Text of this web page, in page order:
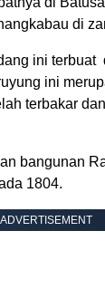
di
ini terbuat
ini
terbakar
bangunan
1804.
ADVERTISEMENT